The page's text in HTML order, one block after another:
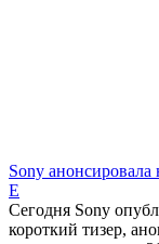
​Sony
E
Сегодня Sony
короткий тизер,